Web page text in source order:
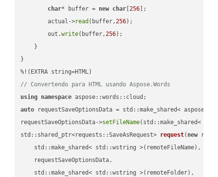
char* buffer = new char [256 ];
        actual->
read (buffer,256);
        out.
write(buffer,256);
    }
}
// Convertendo para HTML usando Aspose.Words
using namespace
auto requestSaveOptionsData = std::make_shared<
requestSaveOptionsData->setFileName(std::make_shared<
std::shared_ptr<requests::SaveAsRequest> request( new
    std::make_shared< std::wstring >(remoteFileName),
    requestSaveOptionsData,
    std::make_shared< std::wstring >(remoteFolder),